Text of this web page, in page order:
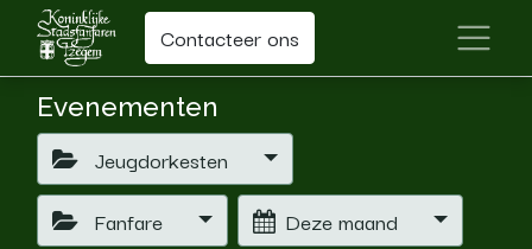
Contacteer ons
Evenementen
Jeugdorkesten
Fanfare
Deze maand